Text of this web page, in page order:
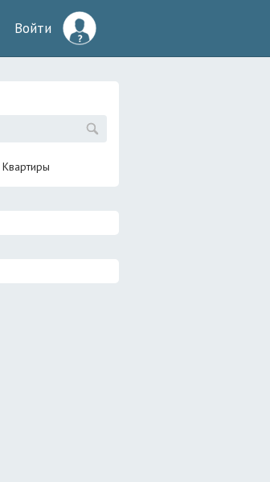
Войти
Квартиры